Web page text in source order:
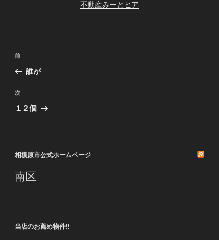
不動産みーとヒア
投
ビ
ゲ
ン
前
の
稿
前
誰が
次
の
次
１２個
相模原市公式ホームページ
南区
当店のお薦め物件!!